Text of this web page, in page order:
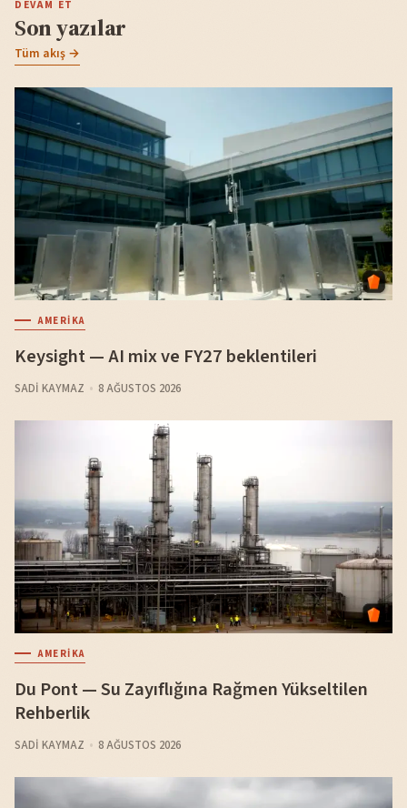
DEVAM ET
Son yazılar
Tüm akış →
AMERIKA
Keysight — AI mix ve FY27 beklentileri
SADI KAYMAZ 8 AĞUSTOS 2026
AMERIKA
Du Pont — Su Zayıflığına Rağmen Yükseltilen
Rehberlik
SADI KAYMAZ 8 AĞUSTOS 2026